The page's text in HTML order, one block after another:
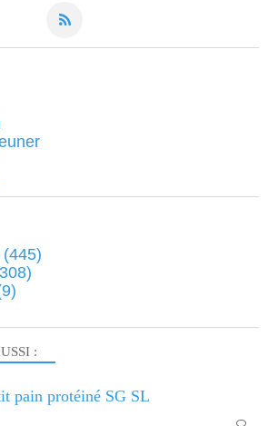
:
pain protéiné SG SL
(445)